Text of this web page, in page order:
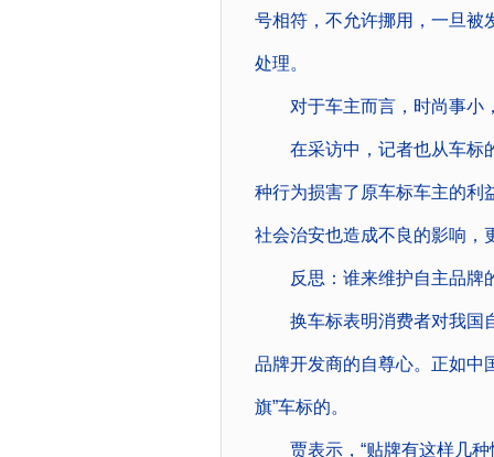
号相符，不允许挪用，一旦被
处理。
对于车主而言，时尚事小
在采访中，记者也从车标的
种行为损害了原车标车主的利
社会治安也造成不良的影响，
反思：谁来维护自主品牌的
换车标表明消费者对我国自
品牌开发商的自尊心。正如中
旗”车标的。
贾表示，“贴牌有这样几种